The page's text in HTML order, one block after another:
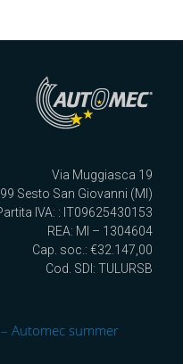
Via Muggiasca 19
Sesto San Giovanni (MI)
IVA: : IT09625430153
REA: MI – 1304604
Cap. soc.: €32.147,00
Cod. SDI: TULURSB
Automec summer